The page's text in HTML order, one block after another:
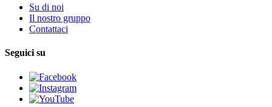
Su di noi
Il nostro gruppo
Contattaci
Seguici su